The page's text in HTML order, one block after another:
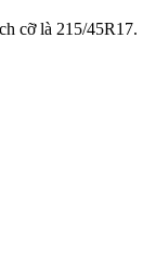
cỡ là 215/45R17.